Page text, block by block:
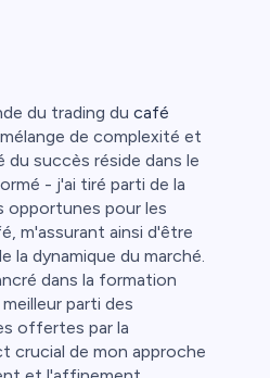
du trading du café
de complexité et
succès réside dans le
- j'ai tiré parti de la
opportunes pour les
m'assurant ainsi d'être
la dynamique du marché.
dans la formation
parti des
offertes par la
crucial de mon approche